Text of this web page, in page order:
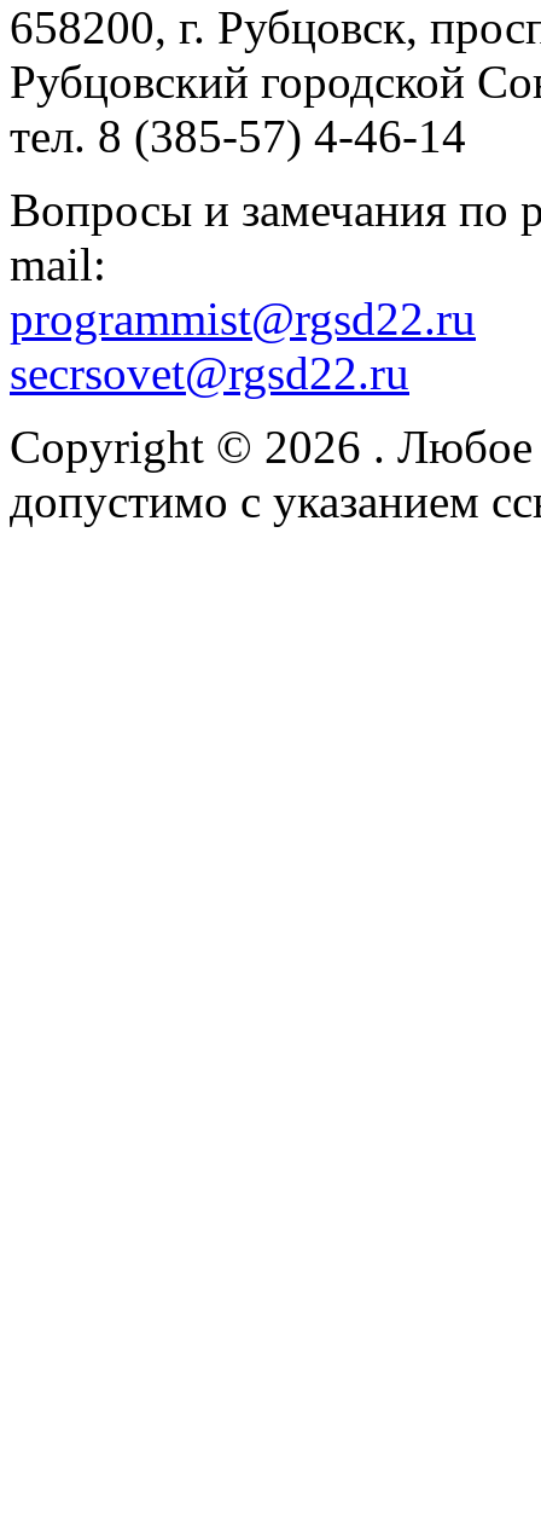
658200, г. Рубцовск,
Рубцовский городской
тел. 8 (385-57) 4-46-14
Вопросы и замечания по
mail:
programmist@rgsd22.ru
secrsovet@rgsd22.ru
Copyright © 2026 . Любое
допустимо с указанием